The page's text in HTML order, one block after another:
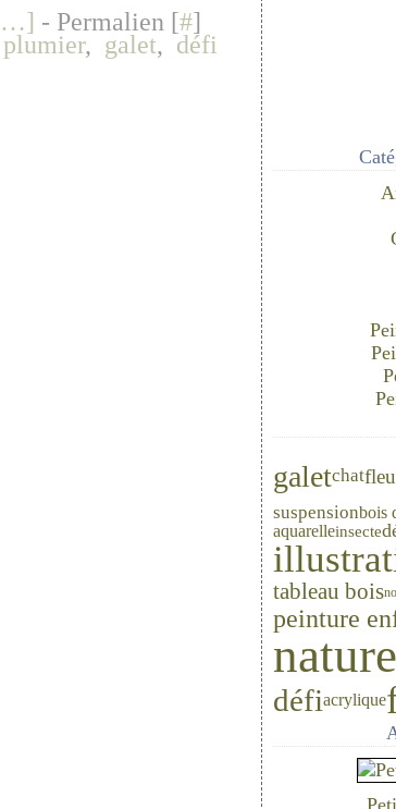
…] - Permalien [#]
plumier, galet, défi
galetchat
suspensionbois
aquarelleinsecte
tableau bois
peinture
nature
défiacrylique